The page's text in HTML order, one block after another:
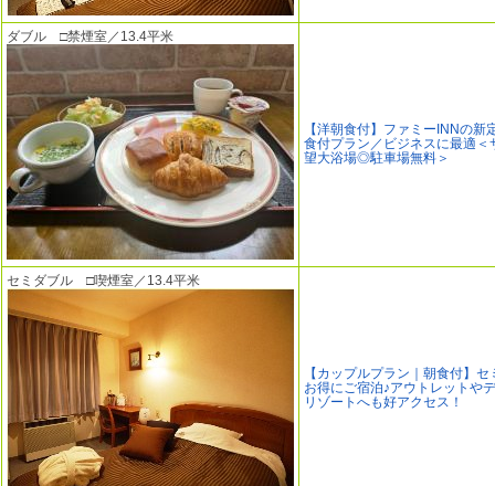
ダブル □禁煙室／13.4平米
【洋朝食付】ファミーINNの新
食付プラン／ビジネスに最適＜
望大浴場◎駐車場無料＞
セミダブル □喫煙室／13.4平米
【カップルプラン｜朝食付】
お得にご宿泊♪アウトレットや
リゾートへも好アクセス！